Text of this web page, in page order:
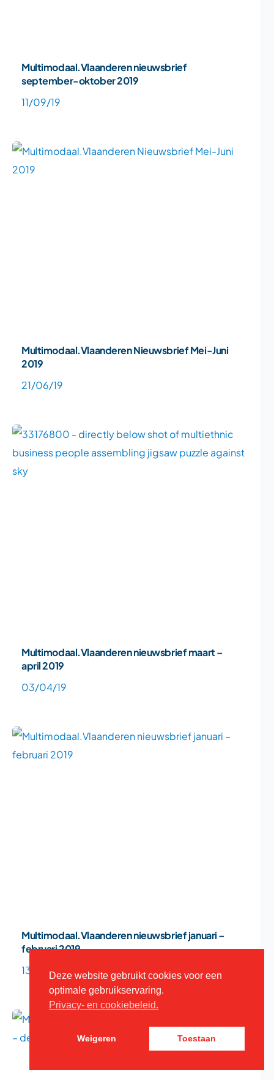
Multimodaal.Vlaanderen nieuwsbrief
september-oktober 2019
11/09/19
Multimodaal.Vlaanderen Nieuwsbrief Mei-Juni
2019
21/06/19
Multimodaal.Vlaanderen nieuwsbrief maart –
april 2019
03/04/19
Multimodaal.Vlaanderen nieuwsbrief januari –
februari 2019
13/02/19Deze website gebruikt cookies voor een
optimale gebruikservaring.
Privacy- en cookiebeleid.
Weigeren Toestaan